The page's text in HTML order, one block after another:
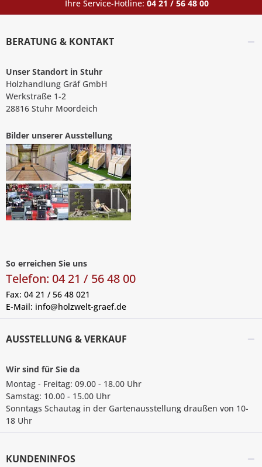
Ihre Service-Hotline: 04 21 / 56 48 00
BERATUNG & KONTAKT
Unser Standort in Stuhr
Holzhandlung Gräf GmbH
Werkstraße 1-2
28816 Stuhr Moordeich
Bilder unserer Ausstellung
So erreichen Sie uns
Telefon: 04 21 / 56 48 00
Fax: 04 21 / 56 48 021
E-Mail: info@holzwelt-graef.de
AUSSTELLUNG & VERKAUF
Wir sind für Sie da
Montag - Freitag: 09.00 - 18.00 Uhr
Samstag: 10.00 - 15.00 Uhr
Sonntags Schautag in der Gartenausstellung draußen von 10-
18 Uhr
KUNDENINFOS